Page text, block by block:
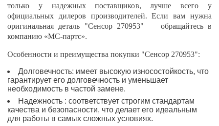
только у надежных поставщиков, лучше всего у
официальных дилеров производителей. Если вам нужна
оригинальная деталь "Сенсор 270953" — обращайтесь в
компанию «МС-партс».
Особенности и преимущества покупки "Сенсор 270953":
Долговечность: имеет высокую износостойкость, что
гарантирует его долговечность и уменьшает
необходимость в частой замене.
Надежность : соответствует строгим стандартам
качества и безопасности, что делает его идеальным
для работы в самых сложных условиях.